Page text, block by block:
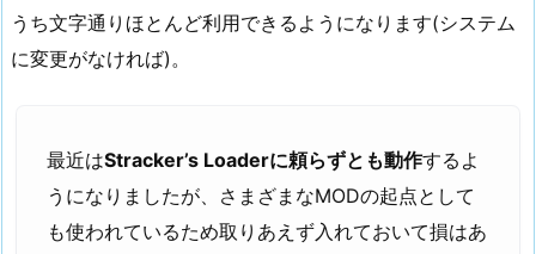
うち文字通りほとんど利用できるようになります(システム
に変更がなければ)。
最近はStracker’s Loaderに頼らずとも動作するよ
うになりましたが、さまざまなMODの起点として
も使われているため取りあえず入れておいて損はあ